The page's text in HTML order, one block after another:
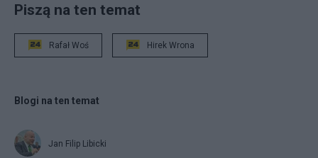
Piszą na ten temat
Rafał Woś Hirek Wrona
Blogi na ten temat
Jan Filip Libicki